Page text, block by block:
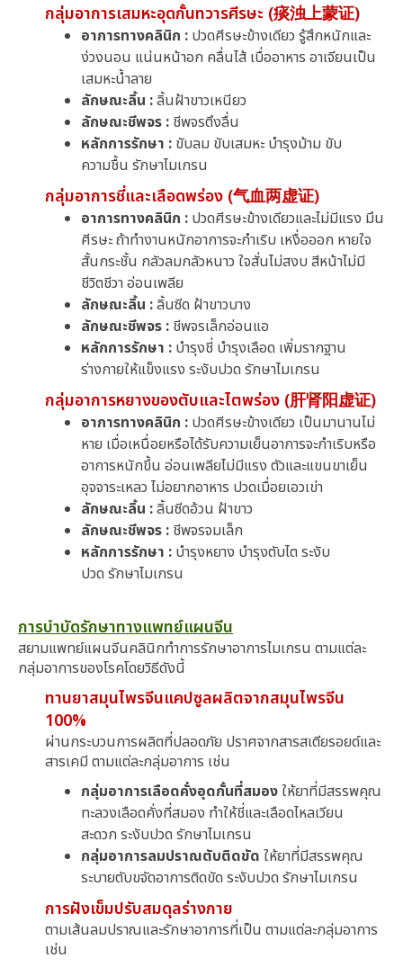
กลุ่มอาการเสมหะอุดกั้นทวารศีรษะ (痰浊上蒙证)
อาการทางคลินิก : ปวดศีรษะข้างเดียว รู้สึกหนักและ
ง่วงนอน แน่นหน้าอก คลื่นไส้ เบื่ออาหาร อาเจียนเป็น
เสมหะน้ำลาย
ลักษณะลิ้น :ลิ้นฝ้าขาวเหนียว
ลักษณะชีพจร : ชีพจรตึงลื่น
หลักการรักษา : ขับลม ขับเสมหะ บำรุงม้าม ขับ
ความชื้น รักษาไมเกรน
กลุ่มอาการชี่และเลือดพร่อง (气血两虚证)
อาการทางคลินิก : ปวดศีรษะข้างเดียวและไม่มีแรง มึน
ศีรษะ ถ้าทำงานหนักอาการจะกำเริบ เหงื่อออก หายใจ
สั้นกระชั้น กลัวลมกลัวหนาว ใจสั่นไม่สงบ สีหน้าไม่มี
ชีวิตชีวา อ่อนเพลีย
ลักษณะลิ้น :ลิ้นซีด ฝ้าขาวบาง
ลักษณะชีพจร : ชีพจรเล็กอ่อนแอ
หลักการรักษา : บำรุงชี่ บำรุงเลือด เพิ่มรากฐาน
ร่างกายให้แข็งแรง ระงับปวด รักษาไมเกรน
กลุ่มอาการหยางของตับและไตพร่อง (肝肾阳虚证)
อาการทางคลินิก : ปวดศีรษะข้างเดียว เป็นมานานไม่
หาย เมื่อเหนื่อยหรือได้รับความเย็นอาการจะกำเริบหรือ
อาการหนักขึ้น อ่อนเพลียไม่มีแรง ตัวและแขนขาเย็น
อุจจาระเหลว ไม่อยากอาหาร ปวดเมื่อยเอวเข่า
ลักษณะลิ้น :ลิ้นซีดอ้วน ฝ้าขาว
ลักษณะชีพจร : ชีพจรจมเล็ก
หลักการรักษา : บำรุงหยาง บำรุงตับไต ระงับ
ปวด รักษาไมเกรน
การบำบัดรักษาทางแพทย์แผนจีน
สยามแพทย์แผนจีนคลินิกทำการรักษาอาการไมเกรน ตามแต่ละ
กลุ่มอาการของโรคโดยวิธีดังนี้
ทานยาสมุนไพรจีนแคปซูลผลิตจากสมุนไพรจีน
100%
ผ่านกระบวนการผลิตที่ปลอดภัย ปราศจากสารสเตียรอยด์และ
สารเคมี ตามแต่ละกลุ่มอาการ เช่น
กลุ่มอาการเลือดคั่งอุดกั้นที่สมองให้ยาที่มีสรรพคุณ
ทะลวงเลือดคั่งที่สมอง ทำให้ชี่และเลือดไหลเวียน
สะดวก ระงับปวด รักษาไมเกรน
กลุ่มอาการลมปราณตับติดขัด ให้ยาที่มีสรรพคุณ
ระบายตับขจัดอาการติดขัด ระงับปวด รักษาไมเกรน
การฝังเข็มปรับสมดุลร่างกาย
ตามเส้นลมปราณและรักษาอาการที่เป็น ตามแต่ละกลุ่มอาการ
เช่น